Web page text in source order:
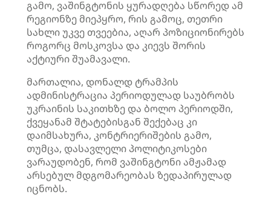
გამო, ვაშინგტონის ყურადღება სწორედ ამ
რეგიონზე მიეპყრო, რის გამოც, თეთრი
სახლი უკვე თვეებია, აღარ პოზიციონირებს
როგორც მოსკოვსა და კიევს შორის
აქტიური შუამავალი.
მართალია, დონალდ ტრამპის
ადმინისტრაცია პერიოდულად საუბრობს
უკრაინის საკითხზე და ბოლო პერიოდში,
ქვეყანამ შტატებისგან შექებაც კი
დაიმსახურა, კონტრიერიშების გამო,
თუმცა, დასავლელი პოლიტიკოსები
ვარაუდობენ, რომ ვაშინგტონი ამჟამად
არსებულ მდგომარეობას ზედაპირულად
იცნობს.